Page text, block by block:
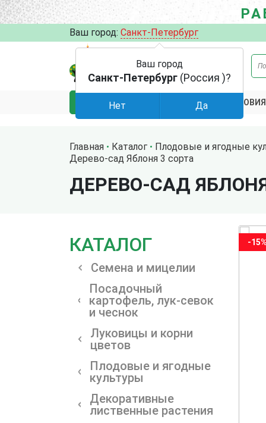
Ваш город: Санкт-Петербург
КАТАЛОГ АКЦИИ
Главная Каталог Плодовые и ягодные
Дерево-сад Яблоня 3 сорта
ДЕРЕВО-САД
КАТАЛОГ
Семена и мицелии
Посадочный
картофель, лук-севок
и чеснок
Луковицы и корни
цветов
Плодовые и ягодные
культуры
Декоративные
лиственные растения
-15%
Ваш город
Санкт-Петербург (Россия )?
Нет Да